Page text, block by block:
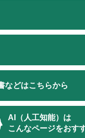
などはこちらから
AI（人工知能）は
こんなページをおす